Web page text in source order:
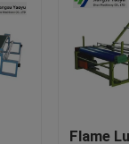
Hidrolik
Arm Flame